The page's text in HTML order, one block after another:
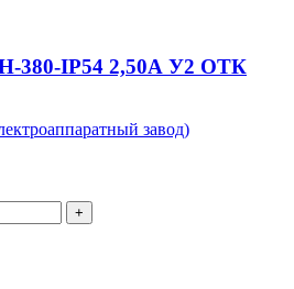
380-IР54 2,50А У2 ОТК
завод)
+